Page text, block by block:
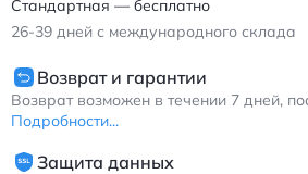
Стандартная — бесплатно
26-39 дней с международного склада
Возврат и гарантии
Возврат возможен в течении 7 дней,
Подробности...
Защита данных